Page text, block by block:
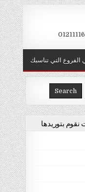
الفروع التي تناسبك
نقوم بتوريدها